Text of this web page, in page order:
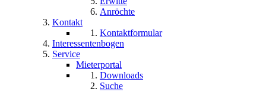
Anröchte
Kontakt
Kontaktformular
Interessentenbogen
Service
Mieterportal
Downloads
Suche